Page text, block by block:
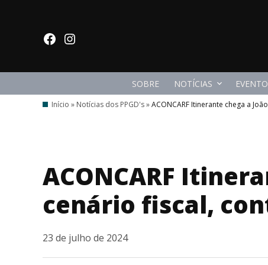
facebookInstagram
SOBRE NOTÍCIAS
Início » Notícias dos PPGD's»ACONCARF Itinerante chega a
ACONCARF
cenário fiscal,
23 de julho de 2024